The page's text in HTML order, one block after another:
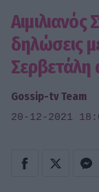
δηλώσεις
Σερβετάλη
Gossip-tv Team
20-12-2021